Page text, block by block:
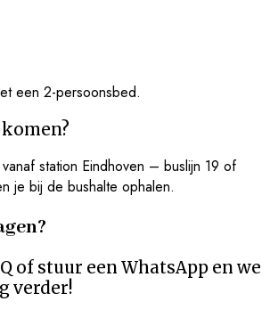
een 2-persoonsbed.
station Eindhoven – buslijn 19 of
je bij de bushalte ophalen.
of stuur een WhatsApp en we
verder!